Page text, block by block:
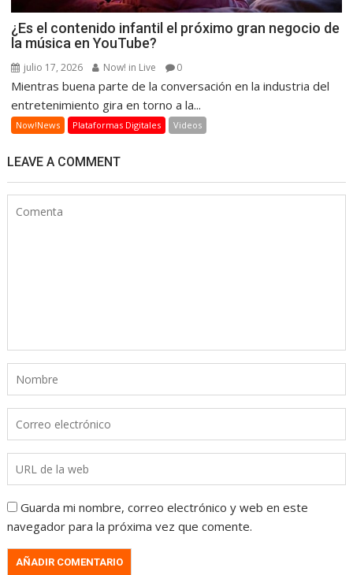
¿Es el contenido infantil el próximo gran negocio de
la música en YouTube?
julio 17, 2026 Now! in Live 0
Mientras buena parte de la conversación en la industria del
entretenimiento gira en torno a la...
Now!News Plataformas Digitales Videos
LEAVE A COMMENT
Guarda mi nombre, correo electrónico y web en este
navegador para la próxima vez que comente.